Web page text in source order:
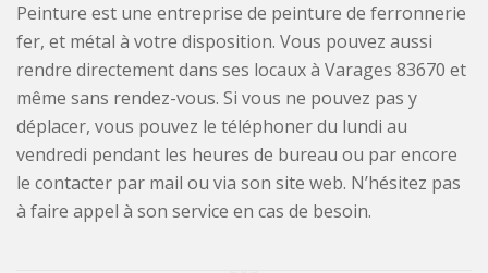
Peinture est une entreprise de peinture de ferronnerie
fer, et métal à votre disposition. Vous pouvez aussi
rendre directement dans ses locaux à Varages 83670 et
même sans rendez-vous. Si vous ne pouvez pas y
déplacer, vous pouvez le téléphoner du lundi au
vendredi pendant les heures de bureau ou par encore
le contacter par mail ou via son site web. N’hésitez pas
à faire appel à son service en cas de besoin.